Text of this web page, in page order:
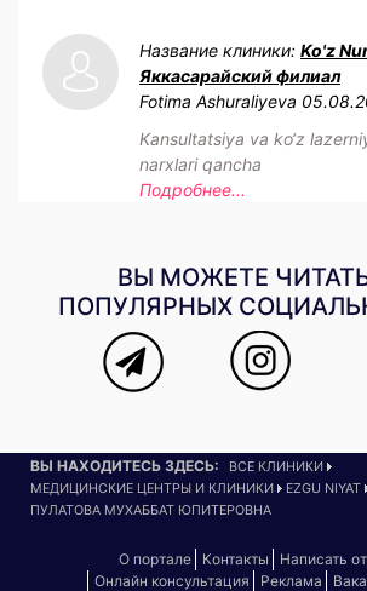
Название клиники: Ko'z
Яккасарайский филиал
Fotima Ashuraliyeva
Kansultatsiya va ko‘z
narxlari qancha
Подробнее...
ВЫ МОЖЕТЕ
ПОПУЛЯРНЫХ
ВЫ НАХОДИТЕСЬ ЗДЕСЬ:
ВСЕ КЛИНИКИ
МЕДИЦИНСКИЕ ЦЕНТРЫ И КЛИНИКИ
EZGU NIYAT
ПУЛАТОВА МУХАББАТ ЮПИТЕРОВНА
О портале Контакты Написать
Онлайн консультация
Реклама